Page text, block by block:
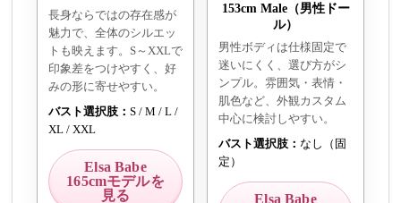
長身ならではの存在感が
魅力で、全体のシルエッ
トも映えます。S～XXLで
印象差をつけやすく、好
みの形に寄せやすい。
バスト選択肢： S / M / L /
XL / XXL
Elsa Babe
165cmモデルを
見る
153cm Male（男性ドー
ル）
男性ボディは仕様固定で
迷いにくく、選び方がシ
ンプル。雰囲気・表情・
肌色など、外観カスタム
中心に検討しやすい。
バスト選択肢： なし（固
定）
Elsa Babe